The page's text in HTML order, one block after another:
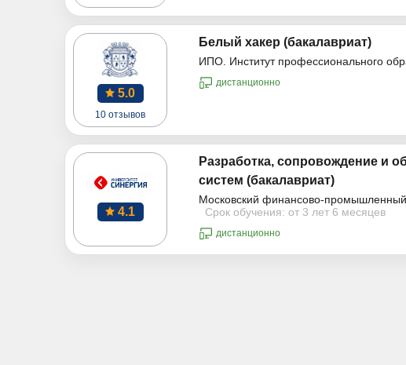
5.0
10 отзывов
Белый хакер (бакалавриат)
ИПО. Институт профессионального
дистанционно
4.1
Разработка, сопровождение и
систем (бакалавриат)
Московский финансово-промышленный
Срок обучения: от 3 лет 6 месяцев
дистанционно